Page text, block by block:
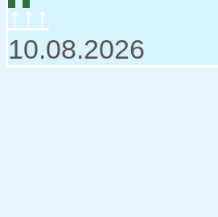
↑↑↑
10.08.2026